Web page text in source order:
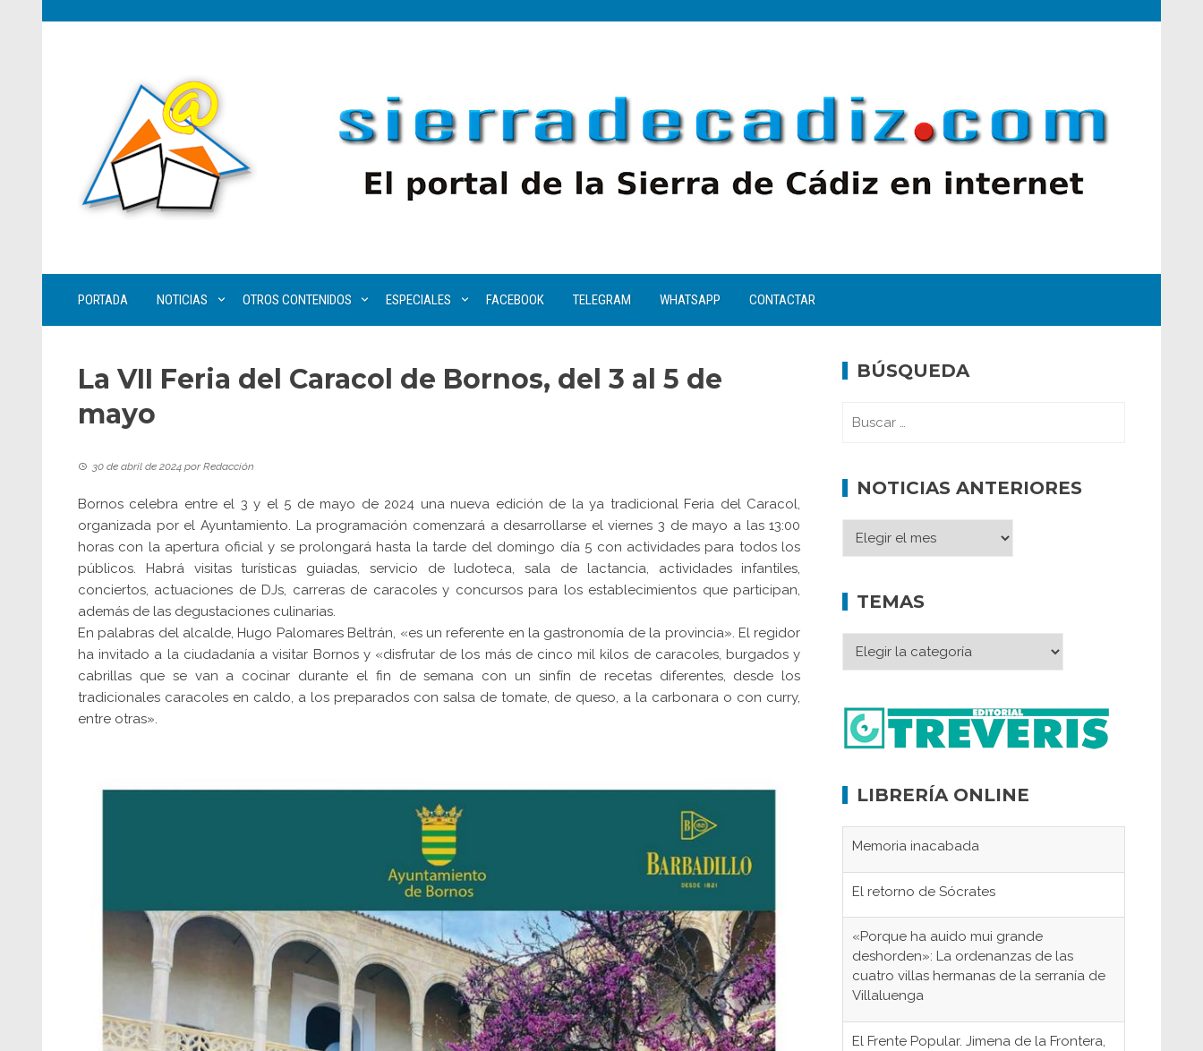
PORTADA NOTICIAS OTROS CONTENIDOS ESPECIALES FACEBOOK TELEGRAM WHATSAPP CONTACTAR
La VII Feria del Caracol de Bornos, del 3 al 5 de
mayo
30 de abril de 2024 porRedacción
Bornos celebra entre el 3 y el 5 de mayo de 2024 una nueva edición de la ya tradicional Feria del Caracol,
organizada por el Ayuntamiento. La programación comenzará a desarrollarse el viernes 3 de mayo a las 13:00
horas con la apertura oficial y se prolongará hasta la tarde del domingo día 5 con actividades para todos los
públicos. Habrá visitas turísticas guiadas, servicio de ludoteca, sala de lactancia, actividades infantiles,
conciertos, actuaciones de DJs, carreras de caracoles y concursos para los establecimientos que participan,
además de las degustaciones culinarias.
En palabras del alcalde, Hugo Palomares Beltrán, «es un referente en la gastronomía de la provincia». El regidor
ha invitado a la ciudadanía a visitar Bornos y «disfrutar de los más de cinco mil kilos de caracoles, burgados y
cabrillas que se van a cocinar durante el fin de semana con un sinfín de recetas diferentes, desde los
tradicionales caracoles en caldo, a los preparados con salsa de tomate, de queso, a la carbonara o con curry,
entre otras».
BÚSQUEDA
NOTICIAS ANTERIORES
TEMAS
LIBRERÍA ONLINE
Memoria inacabada
El retorno de Sócrates
«Porque ha auido mui grande
cuatro villas hermanas de la serranía de
Villaluenga
El Frente Popular. Jimena de la Frontera,